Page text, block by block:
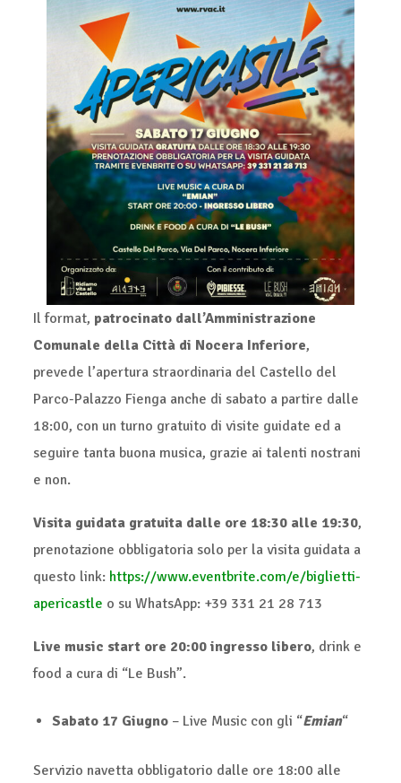
Il format, patrocinato dall’Amministrazione
Comunale della Città di Nocera Inferiore,
prevede l’apertura straordinaria del Castello del
Parco-Palazzo Fienga anche di sabato a partire dalle
18:00, con un turno gratuito di visite guidate ed a
seguire tanta buona musica, grazie ai talenti nostrani
e non.
Visita guidata gratuita dalle ore 18:30 alle 19:30,
prenotazione obbligatoria solo per la visita guidata a
questo link: https://www.eventbrite.com/e/biglietti-
apericastle o su WhatsApp: +39 331 21 28 713
Live music start ore 20:00 ingresso libero, drink e
food a cura di “Le Bush”.
Sabato 17 Giugno – Live Music con gli “Emian“
Servizio navetta obbligatorio dalle ore 18:00 alle